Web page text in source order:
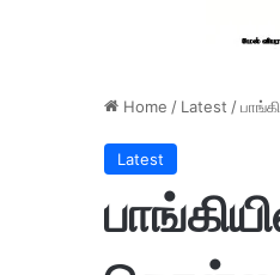
Home / Latest /
Latest